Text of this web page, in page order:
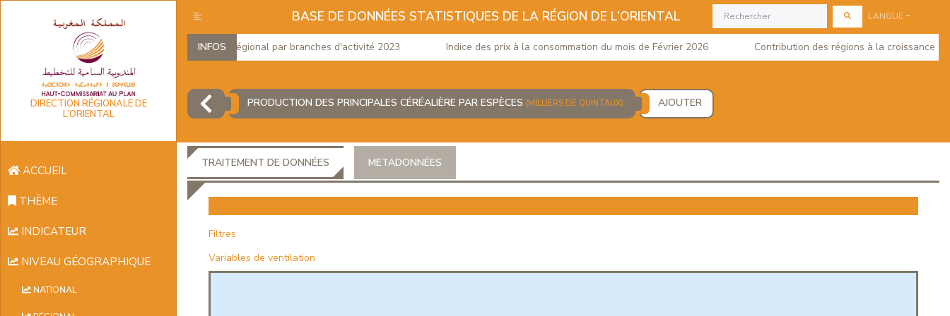
DIRECTION RÉGIONALE DE
L’ORIENTAL
ACCUEIL
THÈME
INDICATEUR
NIVEAU GÉOGRAPHIQUE
NATIONAL
BASE DE DONNÉES STATISTIQUES DE LA RÉGION DE L’ORIENTAL LANGUE
INFOS
Produit Intérieur Brut Régional par branches d'activité 2023 Indice des prix à la consommation du mois de Février 2026 Contribution des régions à la croissance du
PRODUCTION DES PRINCIPALES CÉRÉALIÈRE PAR ESPÈCES (MILLIERS DE QUINTAUX) AJOUTER
TRAITEMENT DE DONNÉES METADONNÉES
Filtres
Variables de ventilation